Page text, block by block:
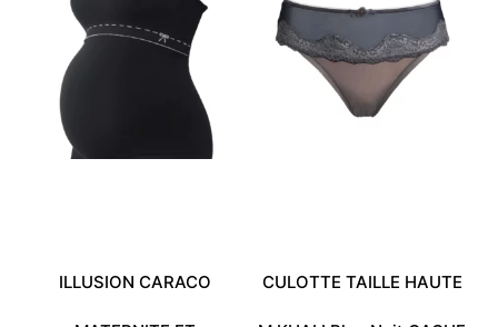
ILLUSION CARACO CULOTTE TAILLE HAUTE